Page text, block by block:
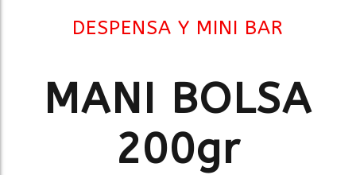
DESPENSA Y MINI BAR
MANI BOLSA
200gr